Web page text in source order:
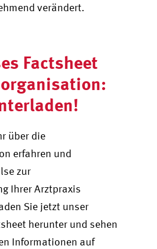
verändert.
Factsheet
über die
erfahren und
zur
Ihrer Arztpraxis
Sie jetzt unser
herunter und sehen
Informationen auf